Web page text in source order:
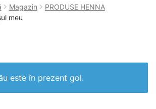
Magazin
PRODUSE HENNA
meu
este în prezent gol.